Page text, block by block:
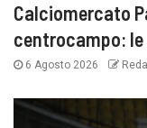
Calciomercato
centrocampo:
6 Agosto 2026